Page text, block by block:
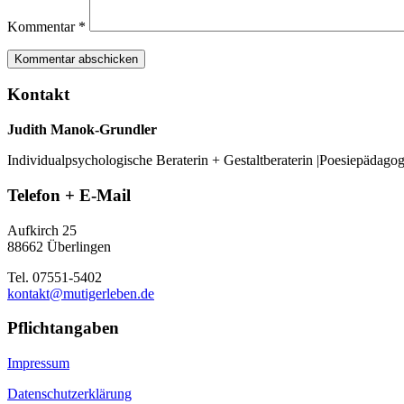
Kommentar *
Kontakt
Judith Manok-Grundler
Individualpsychologische Beraterin + Gestaltberaterin
Telefon + E-Mail
Aufkirch 25
88662 Überlingen
Tel. 07551-5402
kontakt@mutigerleben.de
Pflichtangaben
Impressum
Datenschutzerklärung